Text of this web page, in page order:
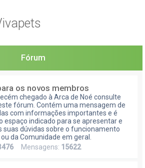
Fórum
os novos membros
chegado à Arca de Noé consulte
fórum. Contém uma mensagem de
com informações importantes e é
espaço indicado para se apresentar e
suas dúvidas sobre o funcionamento
da Comunidade em geral.
Mensagens: 15622